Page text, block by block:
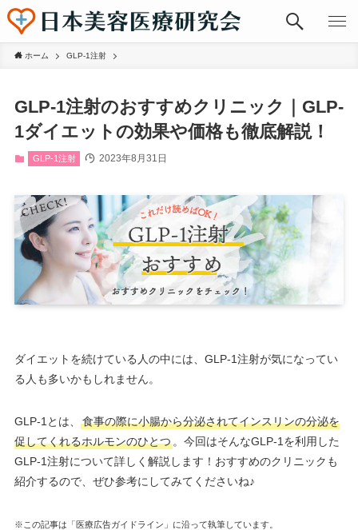
ホーム GLP-1注射
GLP-1注射のおすすめクリニック｜GLP-
1ダイエットの効果や価格も徹底解説！
GLP-1注射 2023年8月31日
ダイエットを続けている人の中には、GLP-1注射が気になってい
る人も多いかもしれません。
GLP-1とは、
食事の際に小腸から分泌されてインスリンの分泌を
促してくれるホルモンのひとつ。今回はそんなGLP-1を利用した
GLP-1注射について詳しく解説します！おすすめのクリニックも
紹介するので、ぜひ参考にしてみてくださいね♪
※この記事は「医療広告ガイドライン」に沿って執筆しています。